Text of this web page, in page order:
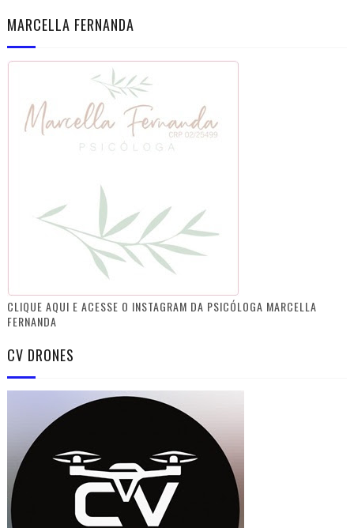
MARCELLA FERNANDA
CLIQUE AQUI E ACESSE O INSTAGRAM DA PSICÓLOGA MARCELLA
FERNANDA
CV DRONES